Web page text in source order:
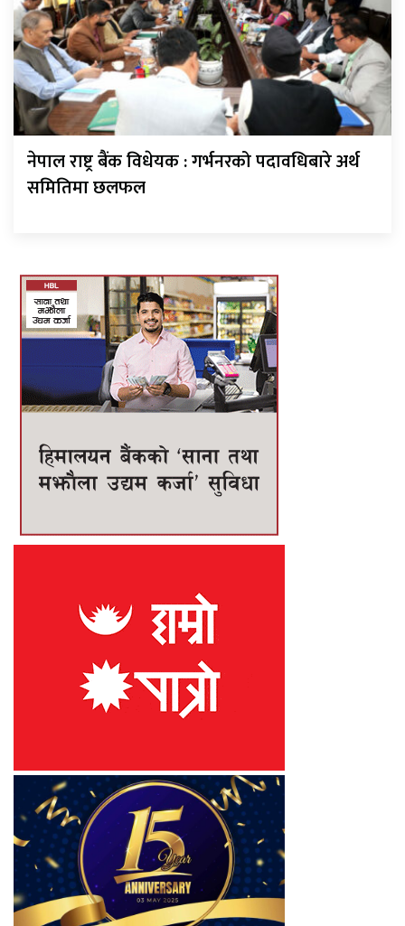
नेपाल राष्ट्र बैंक विधेयक : गर्भनरको पदावधिबारे अर्थ
समितिमा छलफल